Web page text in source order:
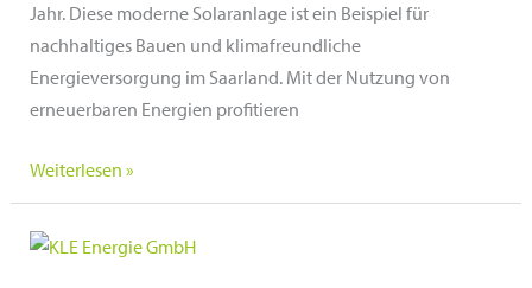
Jahr. Diese moderne Solaranlage ist ein Beispiel für
nachhaltiges Bauen und klimafreundliche
Energieversorgung im Saarland. Mit der Nutzung von
erneuerbaren Energien profitieren
Kindertagesstätte
in
Wadern,
Weiterlesen »